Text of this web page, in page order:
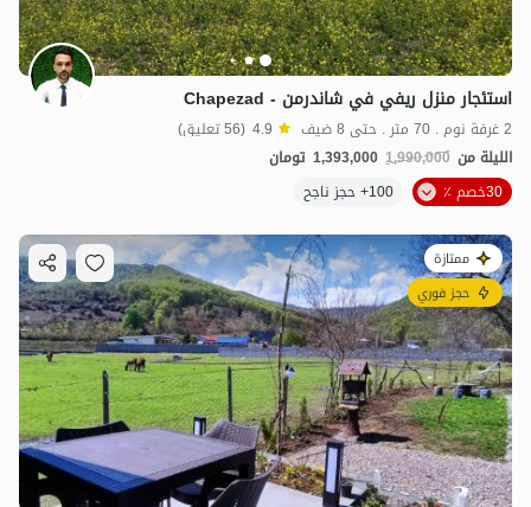
استئجار منزل ريفي في شاندرمن - Chapezad
2 غرفة نوم . 70 متر . حتى 8 ضيف 4.9 (56 تعليق)
الليلة من 1,990,000
1,393,000 تومان
30خصم ٪
100+ حجز ناجح
ممتازة
حجز فوري